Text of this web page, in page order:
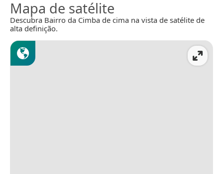
Mapa de satélite
Descubra Bairro da Cimba de cima na vista de satélite de
alta definição.